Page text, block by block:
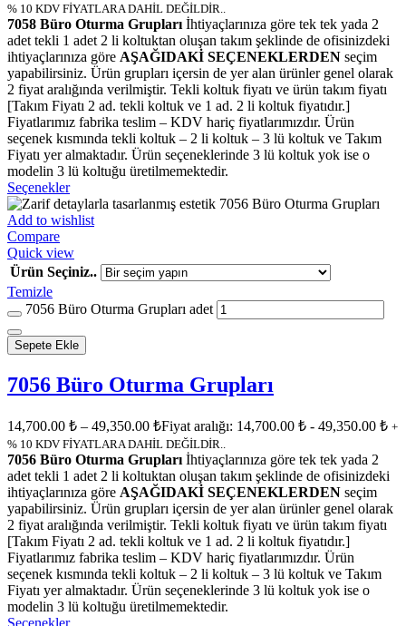
% 10 KDV FİYATLARA DAHİL DEĞİLDİR..
7058 Büro Oturma Grupları İhtiyaçlarınıza göre tek tek yada 2
adet tekli 1 adet 2 li koltuktan oluşan takım şeklinde de ofisinizdeki
ihtiyaçlarınıza göre AŞAĞIDAKİ SEÇENEKLERDEN seçim
yapabilirsiniz. Ürün grupları içersin de yer alan ürünler genel olarak
2 fiyat aralığında verilmiştir. Tekli koltuk fiyatı ve ürün takım fiyatı
[Takım Fiyatı 2 ad. tekli koltuk ve 1 ad. 2 li koltuk fiyatıdır.]
Fiyatlarımız fabrika teslim – KDV hariç fiyatlarımızdır. Ürün
seçenek kısmında tekli koltuk – 2 li koltuk – 3 lü koltuk ve Takım
Fiyatı yer almaktadır. Ürün seçeneklerinde 3 lü koltuk yok ise o
modelin 3 lü koltuğu üretilmemektedir.
Seçenekler
Add to wishlist
Compare
Quick view
Ürün Seçiniz..
Temizle
7056 Büro Oturma Grupları adet
Sepete Ekle
7056 Büro Oturma Grupları
14,700.00 ₺ – 49,350.00 ₺Fiyat aralığı: 14,700.00 ₺ - 49,350.00 ₺ +
% 10 KDV FİYATLARA DAHİL DEĞİLDİR..
7056 Büro Oturma Grupları İhtiyaçlarınıza göre tek tek yada 2
adet tekli 1 adet 2 li koltuktan oluşan takım şeklinde de ofisinizdeki
ihtiyaçlarınıza göre AŞAĞIDAKİ SEÇENEKLERDEN seçim
yapabilirsiniz. Ürün grupları içersin de yer alan ürünler genel olarak
2 fiyat aralığında verilmiştir. Tekli koltuk fiyatı ve ürün takım fiyatı
[Takım Fiyatı 2 ad. tekli koltuk ve 1 ad. 2 li koltuk fiyatıdır.]
Fiyatlarımız fabrika teslim – KDV hariç fiyatlarımızdır. Ürün
seçenek kısmında tekli koltuk – 2 li koltuk – 3 lü koltuk ve Takım
Fiyatı yer almaktadır. Ürün seçeneklerinde 3 lü koltuk yok ise o
modelin 3 lü koltuğu üretilmemektedir.